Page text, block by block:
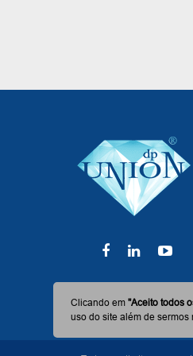
Clicando em"Aceito todos
uso do site além de